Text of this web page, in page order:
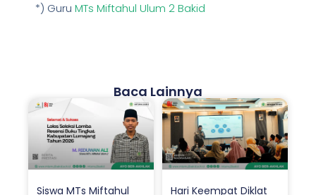
*) Guru MTs Miftahul Ulum 2 Bakid
Baca Lainnya
Siswa MTs Miftahul Hari Keempat Diklat